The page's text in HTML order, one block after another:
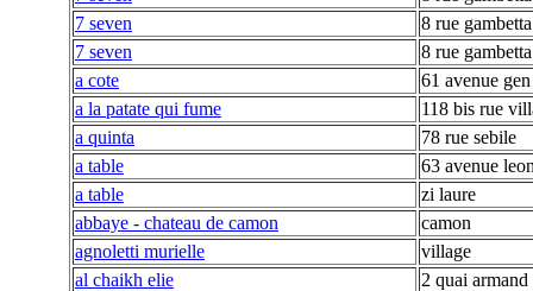
7 seven
8 rue gambetta
7 seven
8 rue gambetta
a cote
61 avenue
a la patate qui fume
118 bis rue
a quinta
78 rue sebile
a table
63 avenue
a table
zi laure
abbaye - chateau de camon
camon
agnoletti murielle
village
al chaikh elie
2 quai armand